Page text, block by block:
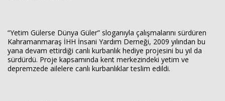
“Yetim Gülerse Dünya Güler” sloganıyla çalışmalarını sürdüren
Kahramanmaraş İHH İnsani Yardım Derneği, 2009 yılından bu
yana devam ettirdiği canlı kurbanlık hediye projesini bu yıl da
sürdürdü. Proje kapsamında kent merkezindeki yetim ve
depremzede ailelere canlı kurbanlıklar teslim edildi.